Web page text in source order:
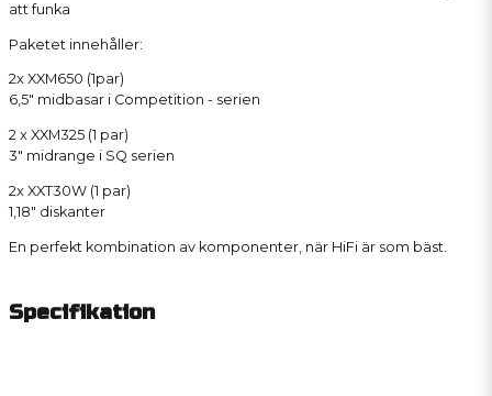
att funka
Paketet innehåller:
2x XXM650 (1par)
6,5" midbasar i Competition - serien
2 x XXM325 (1 par)
3" midrange i SQ serien
2x XXT30W (1 par)
1,18" diskanter
En perfekt kombination av komponenter, när HiFi är som bäst.
Specifikation